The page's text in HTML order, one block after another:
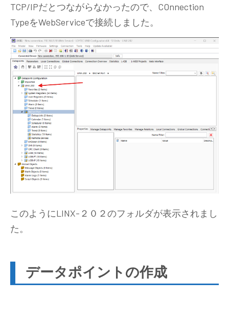
TCP/IPだとつながらなかったので、COnnection
TypeをWebServiceで接続しました。
このようにLINX-２０２のフォルダが表示されまし
た。
データポイントの作成